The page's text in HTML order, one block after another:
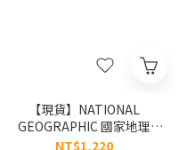
【現貨】NATIONAL
GEOGRAPHIC 國家地理
26SS 胸前 布章Logo 短Tee
NT$1,220